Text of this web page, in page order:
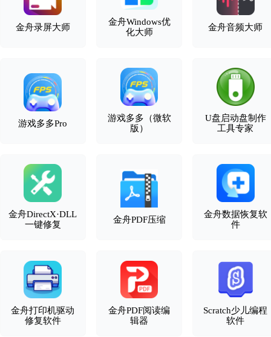
金舟录屏大师
金舟Windows优
化大师
金舟音频大师
游戏多多Pro
游戏多多（微软
版）
U盘启动盘制作
工具专家
金舟DirectX·DLL
一键修复
金舟PDF压缩
金舟数据恢复软
件
金舟打印机驱动
修复软件
金舟PDF阅读编
辑器
Scratch少儿编程
软件